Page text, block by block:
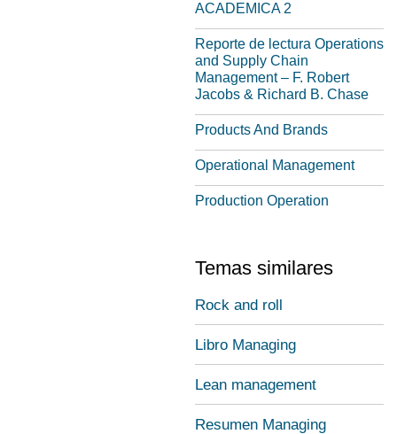
ACADEMICA 2
Reporte de lectura Operations
and Supply Chain
Management – F. Robert
Jacobs & Richard B. Chase
Products And Brands
Operational Management
Production Operation
Temas similares
Rock and roll
Libro Managing
Lean management
Resumen Managing